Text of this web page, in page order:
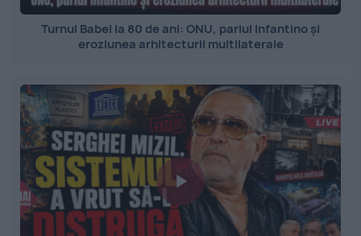
Turnul Babel la 80 de ani: ONU, pariul Infantino și
eroziunea arhitecturii multilaterale